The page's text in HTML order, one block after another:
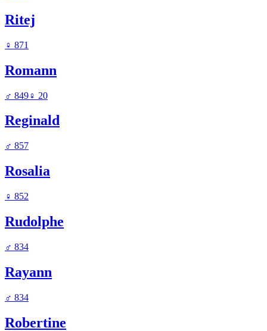
Ritej
♀ 871
Romann
♂ 849♀ 20
Reginald
♂ 857
Rosalia
♀ 852
Rudolphe
♂ 834
Rayann
♂ 834
Robertine